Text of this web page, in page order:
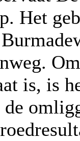
Het
is, is